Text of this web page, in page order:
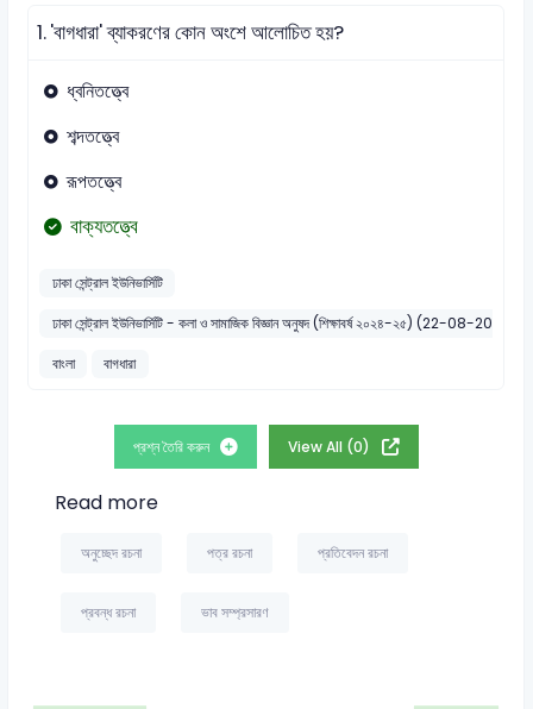
1.'বাগধারা' ব্যাকরণের কোন অংশে আলোচিত হয়?
ধ্বনিতত্ত্বে
শব্দতত্ত্বে
রূপতত্ত্বে
বাক্যতত্ত্বে
ঢাকা সেন্ট্রাল ইউনিভার্সিটি
ঢাকা সেন্ট্রাল ইউনিভার্সিটি - কলা ও সামাজিক বিজ্ঞান অনুষদ (শিক্ষাবর্ষ ২০২৪-২৫) (22-08-2025)
বাংলা
বাগধারা
প্রশ্ন তৈরি করুন View All (0)
Read more
অনুচ্ছেদ রচনা পত্র রচনা প্রতিবেদন রচনা
প্রবন্ধ রচনা ভাব সম্প্রসারণ